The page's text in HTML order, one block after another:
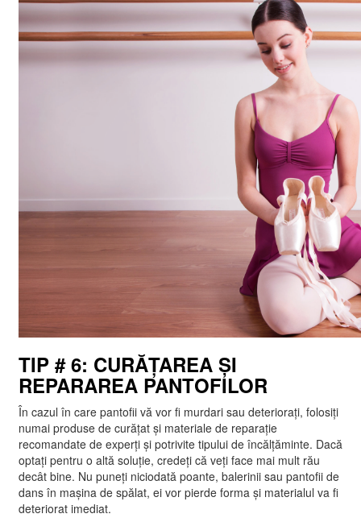
TIP #6: CURĂȚAREA ȘI
REPARAREA PANTOFILOR
În cazul în care pantofii vă vor fi murdari sau deteriorați, folosiți
numai produse de curățat și materiale de reparație
recomandate de experți și potrivite tipului de încălțăminte. Dacă
optați pentru o altă soluție, credeți că veți face mai mult rău
decât bine. Nu puneți niciodată poante, balerinii sau pantofii de
dans în mașina de spălat, ei vor pierde forma și materialul va fi
deteriorat imediat.